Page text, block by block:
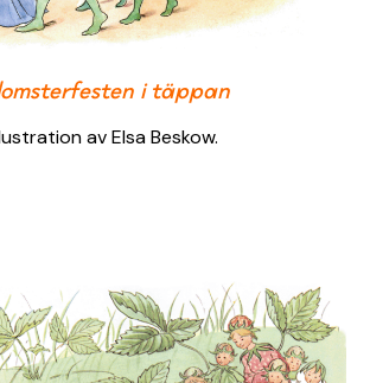
i täppan
av Elsa Beskow.